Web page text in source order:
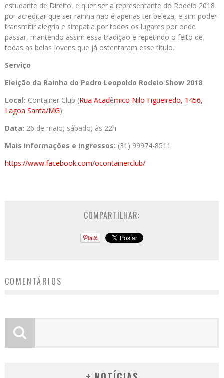
estudante de Direito, e quer ser a representante do Rodeio 2018
por acreditar que ser rainha não é apenas ter beleza, e sim poder
transmitir alegria e simpatia por todos os lugares por onde
passar, mantendo assim essa tradição e repetindo o feito de
todas as belas jovens que já ostentaram esse título.
Serviço
Eleição da Rainha do Pedro Leopoldo Rodeio Show 2018
Local: Container Club (Rua Acadêmico Nilo Figueiredo, 1456,
Lagoa Santa/MG)
Data: 26 de maio, sábado, às 22h
Mais informações e ingressos: (31) 99974-8511
https://www.facebook.com/ocontainerclub/
COMPARTILHAR:
COMENTÁRIOS